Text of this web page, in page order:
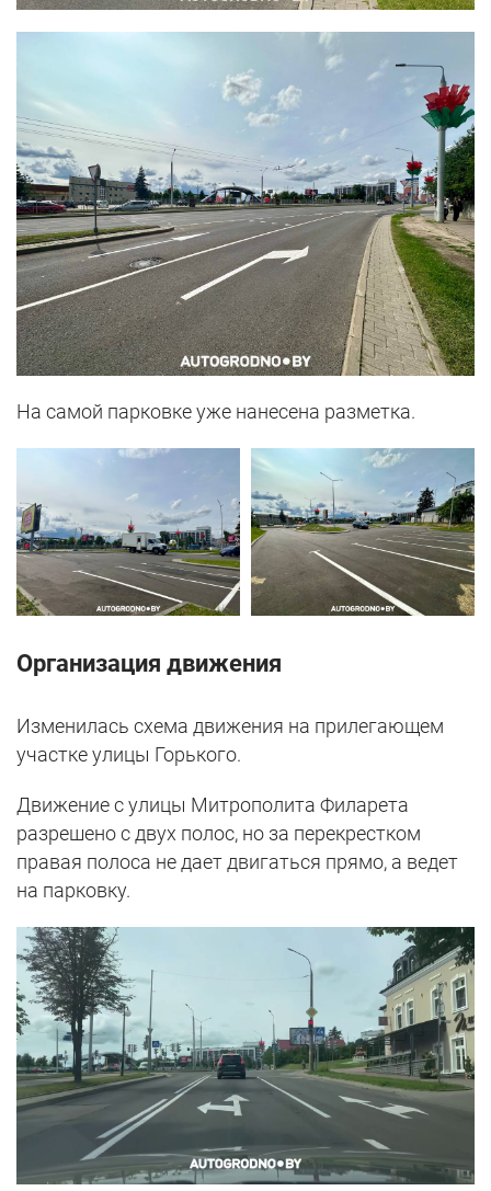
На самой парковке уже нанесена разметка.
Организация движения
Изменилась схема движения на прилегающем
участке улицы Горького.
Движение с улицы Митрополита Филарета
разрешено с двух полос, но за перекрестком
правая полоса не дает двигаться прямо, а ведет
на парковку.